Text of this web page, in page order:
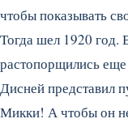
чтобы показывать
Тогда шел 1920 год.
растопорщились
Дисней представил
Микки! А чтобы он